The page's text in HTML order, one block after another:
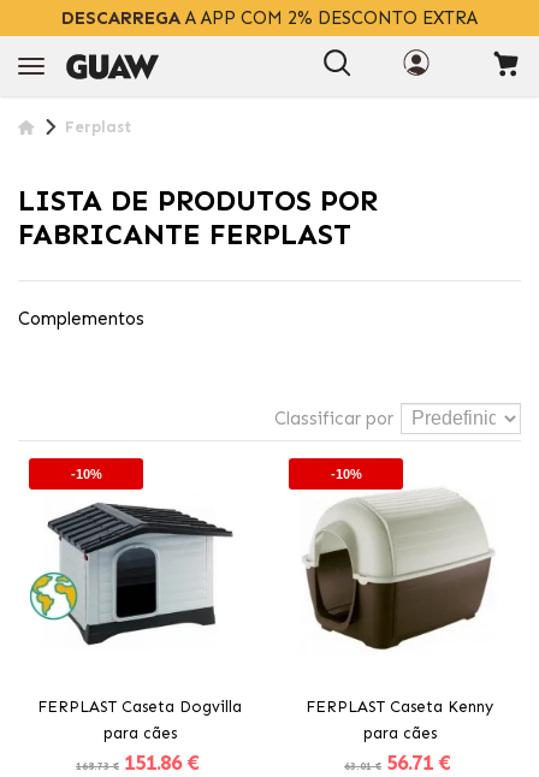
DESCARREGAA APP COM 2% DESCONTO EXTRA
Ferplast
LISTA DE PRODUTOS POR
FABRICANTE FERPLAST
Complementos
Classificar por
-10%
FERPLAST Caseta Dogvilla
para cães
168.73 € 151.86 €
-10%
FERPLAST Caseta Kenny
para cães
63.01 € 56.71 €